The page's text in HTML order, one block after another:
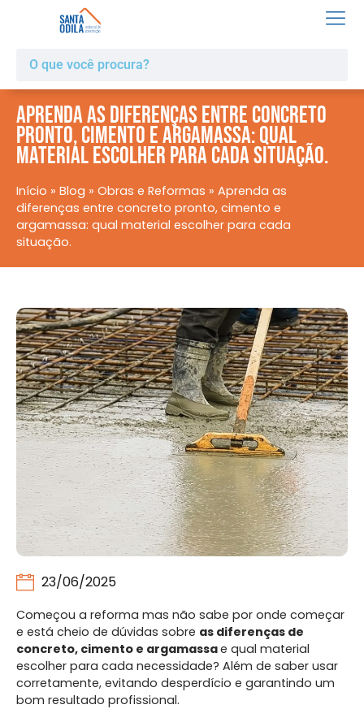
Aprenda as diferenças entre concreto
pronto, cimento e argamassa: qual
material escolher para cada situação.
Início » Blog » Obras e Reformas » Aprenda as
diferenças entre concreto pronto, cimento e
argamassa: qual material escolher para cada
situação.
23/06/2025
Começou a reforma mas não sabe por onde começar
e está cheio de dúvidas sobre as diferenças de
concreto, cimento e argamassae qual material
escolher para cada necessidade? Além de saber usar
corretamente, evitando desperdício e garantindo um
bom resultado profissional.